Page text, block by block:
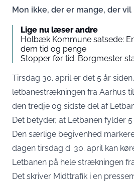
Mon ikke, der er mange, der
Lige nu læser andre
Holbæk Kommune satsede:
dem tid og penge
Stopper før tid: Borgmester
Tirsdag 30. april er det 5 år
letbanestrækningen fra Aarhus
den tredje og sidste del af
Det betyder, at Letbanen fylder 5
Den særlige begivenhed
dagen tirsdag d. 30. april kan
Letbanen på hele strækningen
Det skriver Midttrafik i en